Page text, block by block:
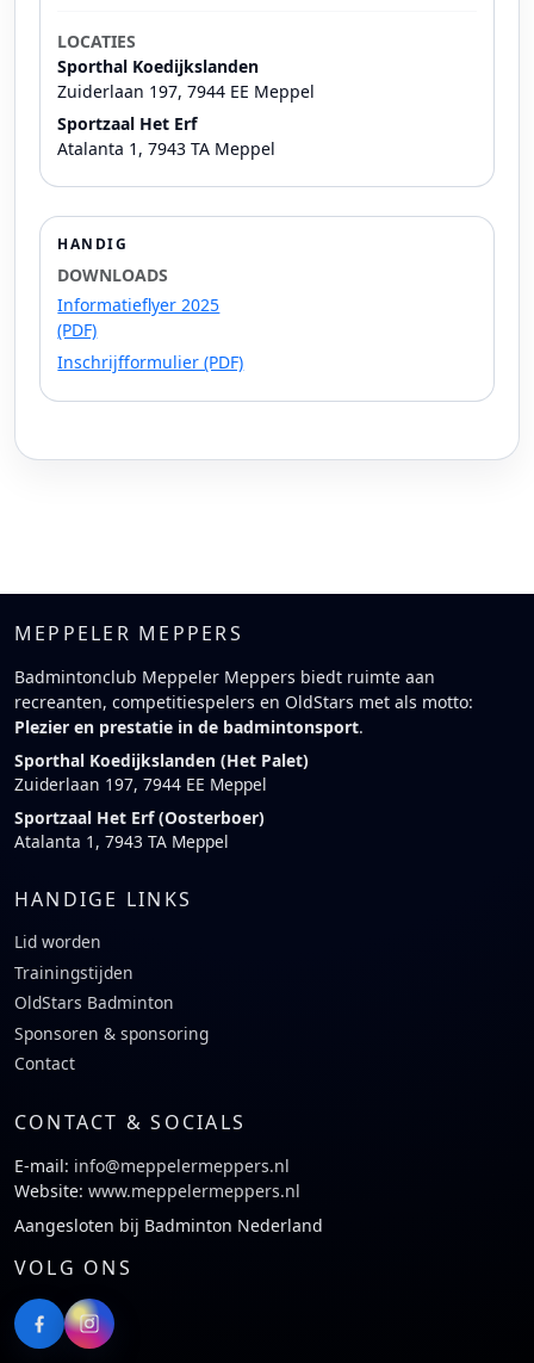
LOCATIES
Sporthal Koedijkslanden
Zuiderlaan 197, 7944 EE Meppel
Sportzaal Het Erf
Atalanta 1, 7943 TA Meppel
HANDIG
DOWNLOADS
Informatieflyer 2025
(PDF)
Inschrijfformulier (PDF)
MEPPELER MEPPERS
Badmintonclub Meppeler Meppers biedt ruimte aan
recreanten, competitiespelers en OldStars met als motto:
Plezier en prestatie in de badmintonsport.
Sporthal Koedijkslanden (Het Palet)
Zuiderlaan 197, 7944 EE Meppel
Sportzaal Het Erf (Oosterboer)
Atalanta 1, 7943 TA Meppel
HANDIGE LINKS
Lid worden
Trainingstijden
OldStars Badminton
Sponsoren & sponsoring
Contact
CONTACT & SOCIALS
E-mail: info@meppelermeppers.nl
Website: www.meppelermeppers.nl
Aangesloten bij Badminton Nederland
VOLG ONS